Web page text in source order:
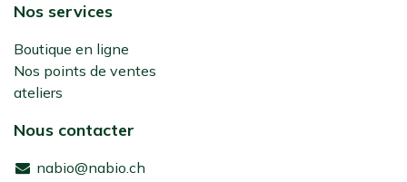
Nos services
Boutique en ligne
Nos points de ventes
ateliers
Nous contacter
nabio@nabio.ch